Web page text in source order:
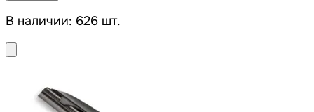
В наличии: 626 шт.